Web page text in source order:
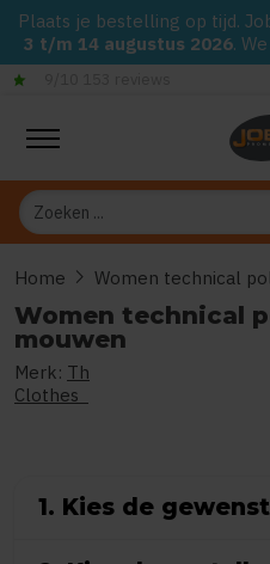
Plaats je bestelling op tijd.
3 t/m 14 augustus 2026.
Gegarandeerd de laagste
Zoeken
Home chevron_right Women technical
Women technical
mouwen
Merk: Th
Clothes
1. Kies de